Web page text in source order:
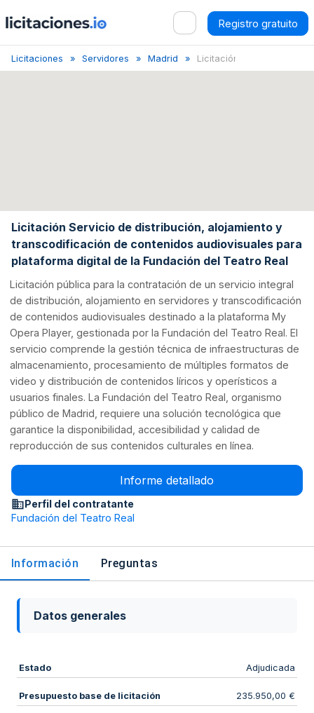
Registro gratuito
Licitaciones Servidores Madrid Licitación de Distri...
Licitación Servicio de distribución, alojamiento y
transcodificación de contenidos audiovisuales para
plataforma digital de la Fundación del Teatro Real
Licitación pública para la contratación de un servicio integral
de distribución, alojamiento en servidores y transcodificación
de contenidos audiovisuales destinado a la plataforma My
Opera Player, gestionada por la Fundación del Teatro Real. El
servicio comprende la gestión técnica de infraestructuras de
almacenamiento, procesamiento de múltiples formatos de
video y distribución de contenidos líricos y operísticos a
usuarios finales. La Fundación del Teatro Real, organismo
público de Madrid, requiere una solución tecnológica que
garantice la disponibilidad, accesibilidad y calidad de
reproducción de sus contenidos culturales en línea.
Informe detallado
Perfil del contratante
Fundación del Teatro Real
Información Preguntas
Datos generales
Estado Adjudicada
Presupuesto base de licitación 235.950,00 €